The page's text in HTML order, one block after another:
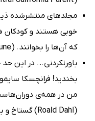
مجلدهای منتشرشده
خوبی هستند و کودکان
که آن‌ها را بخوانند. (Loogootee Tribune)
باورنکردنی... در این
بخندید! فرانچسکا
من در همه‌ی